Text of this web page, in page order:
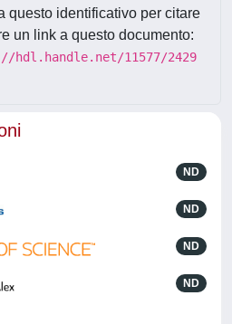
questo identificativo per citare
un link a questo documento:
hdl.handle.net/11577/2429
ND
ND
ND
ND